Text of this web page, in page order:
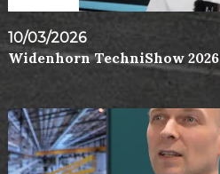
10/03/2026
Widenhorn TechniShow 2026